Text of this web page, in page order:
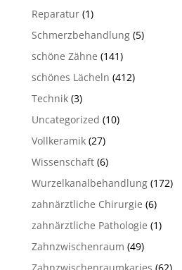
Reparatur(1)
Schmerzbehandlung(5)
schöne Zähne (141)
schönes Lächeln (412)
Technik(3)
Uncategorized (10)
Vollkeramik(27)
Wissenschaft(6)
Wurzelkanalbehandlung(172)
zahnärztliche Chirurgie (6)
zahnärztliche Pathologie (1)
Zahnzwischenraum (49)
Zahnzwischenraumkaries (62)